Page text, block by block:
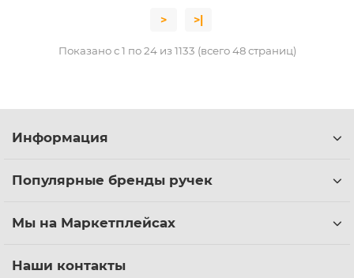
> >|
Показано с 1 по 24 из 1133 (всего 48 страниц)
Информация
Популярные бренды ручек
Мы на Маркетплейсах
Наши контакты